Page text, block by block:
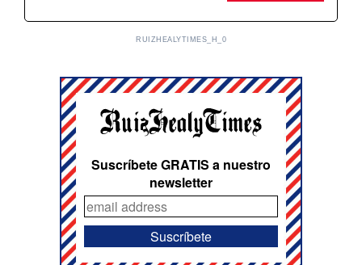
RUIZHEALYTIMES_H_0
Suscríbete GRATIS a nuestro
newsletter